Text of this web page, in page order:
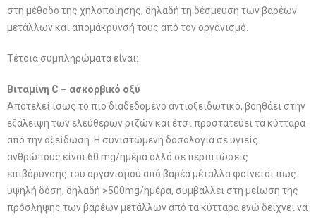
στη μέθοδο της χηλοποίησης, δηλαδή τη δέσμευση των βαρέων
μετάλλων και απομάκρυνσή τους από τον οργανισμό.
Τέτοια συμπληρώματα είναι:
Βιταμίνη C – ασκορβικό οξύ
Αποτελεί ίσως το πιο διαδεδομένο αντιοξειδωτικό, βοηθάει στην
εξάλειψη των ελεύθερων ριζών και έτσι προστατεύει τα κύτταρα
από την οξείδωση. Η συνιστώμενη δοσολογία σε υγιείς
ανθρώπους είναι 60 mg/ημέρα αλλά σε περιπτώσεις
επιβάρυνσης του οργανισμού από βαρέα μέταλλα φαίνεται πως
υψηλή δόση, δηλαδή >500mg/ημέρα, συμβάλλει στη μείωση της
πρόσληψης των βαρέων μετάλλων από τα κύτταρα ενώ δείχνει να